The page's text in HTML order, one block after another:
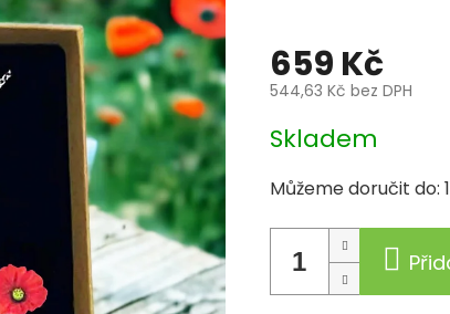
art-wood.cz
659 Kč
544,63 Kč bez DPH
Měrná
cena:
Skladem
Můžeme doručit do: